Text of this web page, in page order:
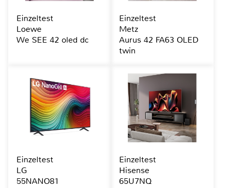
Einzeltest
Loewe
We SEE 42 oled dc
Einzeltest
Metz
Aurus 42 FA63 OLED
twin
Einzeltest
LG
55NANO81
Einzeltest
Hisense
65U7NQ